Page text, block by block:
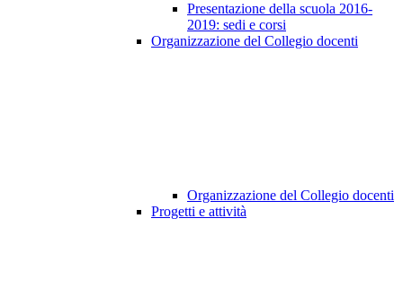
Presentazione della scuola 2016-
2019: sedi e corsi
Organizzazione del Collegio docenti
Organizzazione del Collegio docenti
Progetti e attività